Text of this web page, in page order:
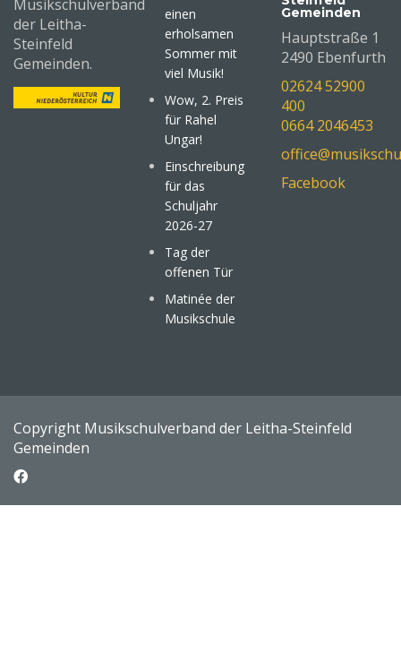
Musikschulverband
der Leitha-
Steinfeld
Gemeinden.
einen
erholsamen
Sommer mit
viel Musik!
Wow, 2. Preis
für Rahel
Ungar!
Einschreibung
für das
Schuljahr
2026-27
Tag der
offenen Tür
Matinée der
Musikschule
Gemeinden
Hauptstraße 1
2490 Ebenfurth
02624 52900
400
0664 2046453
Facebook
Copyright Musikschulverband der Leitha-Steinfeld
Gemeinden